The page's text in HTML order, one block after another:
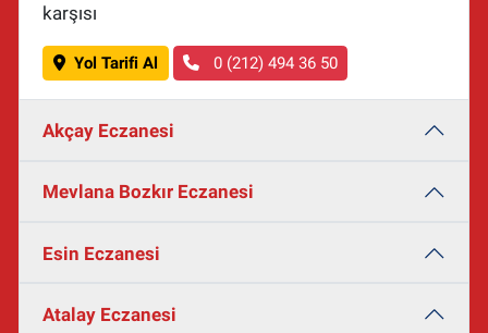
karşısı
Yol Tarifi Al 0 (212) 494 36 50
Akçay Eczanesi
Mevlana Bozkır Eczanesi
Esin Eczanesi
Atalay Eczanesi